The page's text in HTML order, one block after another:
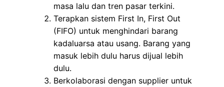
masa lalu dan tren pasar terkini.
Terapkan sistem First In, First Out
(FIFO) untuk menghindari barang
kadaluarsa atau usang. Barang yang
masuk lebih dulu harus dijual lebih
dulu.
Berkolaborasi dengan supplier untuk